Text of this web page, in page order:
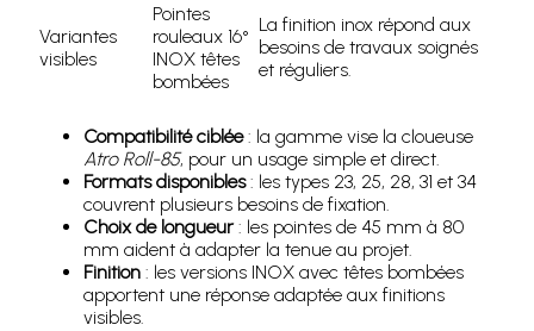
Variantes
visibles
Pointes
rouleaux 16°
INOX têtes
bombées
La finition inox répond aux
besoins de travaux soignés
et réguliers.
Compatibilité ciblée: la gamme vise la cloueuse
Atro Roll-85, pour un usage simple et direct.
Formats disponibles: les types 23, 25, 28, 31 et 34
couvrent plusieurs besoins de fixation.
Choix de longueur: les pointes de 45 mm à 80
mm aident à adapter la tenue au projet.
Finition : les versions INOX avec têtes bombées
apportent une réponse adaptée aux finitions
visibles.